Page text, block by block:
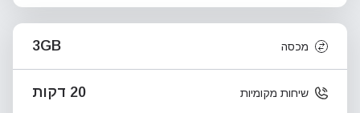
מכסה 3GB
שיחות מקומיות 20 דקות